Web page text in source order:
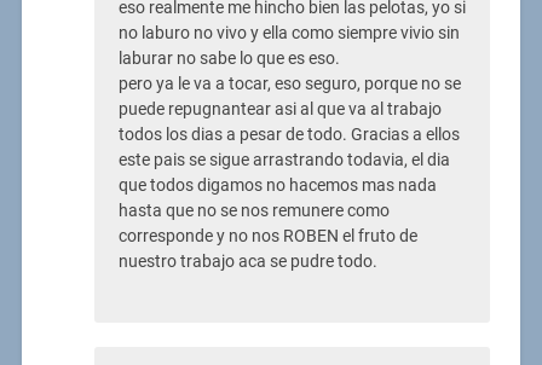
eso realmente me hincho bien las pelotas, yo si
no laburo no vivo y ella como siempre vivio sin
laburar no sabe lo que es eso.
pero ya le va a tocar, eso seguro, porque no se
puede repugnantear asi al que va al trabajo
todos los dias a pesar de todo. Gracias a ellos
este pais se sigue arrastrando todavia, el dia
que todos digamos no hacemos mas nada
hasta que no se nos remunere como
corresponde y no nos ROBEN el fruto de
nuestro trabajo aca se pudre todo.